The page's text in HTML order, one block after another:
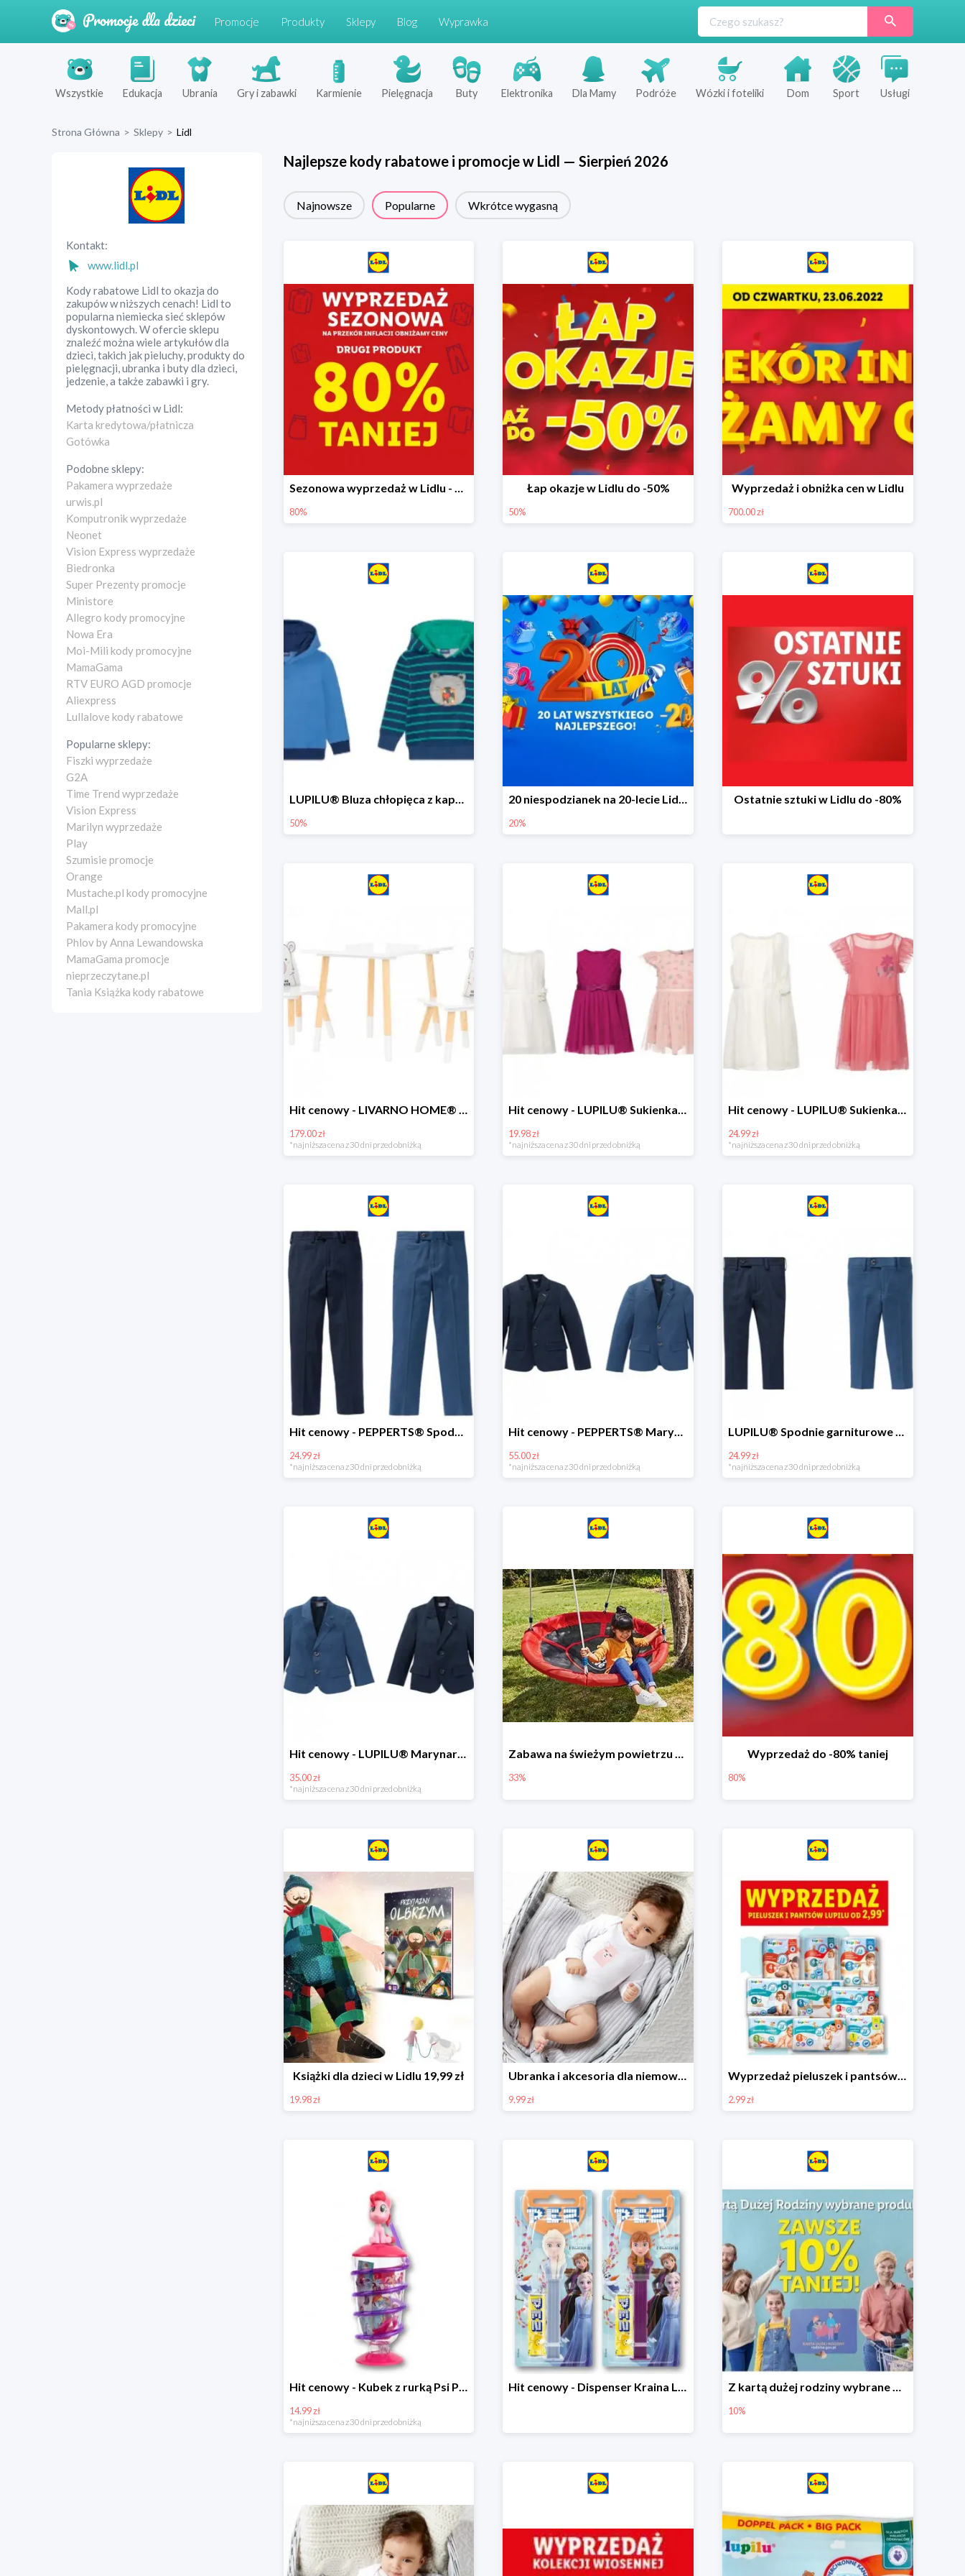
Promocje Produkty Sklepy Blog Wyprawka
Wszystkie Edukacja Ubrania Gry i zabawki Karmienie Pielęgnacja Buty Elektronika Dla Mamy Podróże Wózki i foteliki Dom Sport Usługi
Strona Główna > Sklepy > Lidl
Kontakt:
www.lidl.pl
Kody rabatowe Lidl to okazja do
zakupów w niższych cenach! Lidl to
popularna niemiecka sieć sklepów
dyskontowych. W ofercie sklepu
znaleźć można wiele artykułów dla
dzieci, takich jak pieluchy, produkty do
pielęgnacji, ubranka i buty dla dzieci,
jedzenie, a także zabawki i gry.
Metody płatności wLidl:
Karta kredytowa/płatnicza
Gotówka
Podobne sklepy:
Pakamera wyprzedaże
urwis.pl
Komputronik wyprzedaże
Neonet
Vision Express wyprzedaże
Biedronka
Super Prezenty promocje
Ministore
Allegro kody promocyjne
Nowa Era
Moi-Mili kody promocyjne
MamaGama
RTV EURO AGD promocje
Aliexpress
Lullalove kody rabatowe
Popularne sklepy:
Fiszki wyprzedaże
G2A
Time Trend wyprzedaże
Vision Express
Marilyn wyprzedaże
Play
Szumisie promocje
Orange
Mustache.pl kody promocyjne
Mall.pl
Pakamera kody promocyjne
Phlov by Anna Lewandowska
MamaGama promocje
nieprzeczytane.pl
Tania Książka kody rabatowe
Najlepsze kody rabatowe i promocje w Lidl — Sierpień 2026
Najnowsze Popularne Wkrótce wygasną
Sezonowa wyprzedaż w Lidlu - drugi produkt -80%
80%
Łap okazje w Lidlu do -50%
50%
Wyprzedaż i obniżka cen w Lidlu
700.00 zł
LUPILU® Bluza chłopięca z kapturem
50%
20 niespodzianek na 20-lecie Lidla do -20%
20%
Ostatnie sztuki w Lidlu do -80%
Hit cenowy - LIVARNO HOME® Stolik i 2 krzesełka dla dzieci
179.00 zł
*najniższa cena z 30 dni przed obniżką
Hit cenowy - LUPILU® Sukienka niemowlęca
19.98 zł
*najniższa cena z 30 dni przed obniżką
Hit cenowy - LUPILU® Sukienka dziewczęca
24.99 zł
*najniższa cena z 30 dni przed obniżką
Hit cenowy - PEPPERTS® Spodnie garniturowe młodzieżowe
24.99 zł
*najniższa cena z 30 dni przed obniżką
Hit cenowy - PEPPERTS® Marynarka młodzieżowa
55.00 zł
*najniższa cena z 30 dni przed obniżką
LUPILU® Spodnie garniturowe chłopięce
24.99 zł
*najniższa cena z 30 dni przed obniżką
Hit cenowy - LUPILU® Marynarka chłopięca
35.00 zł
*najniższa cena z 30 dni przed obniżką
Zabawa na świeżym powietrzu w Lidlu do -33%
33%
Wyprzedaż do -80% taniej
80%
Książki dla dzieci w Lidlu 19,99 zł
19.98 zł
Ubranka i akcesoria dla niemowląt w Lidlu od 9,99 zł
9.99 zł
Wyprzedaż pieluszek i pantsów LUPILU od 2,99 zł
2.99 zł
Hit cenowy - Kubek z rurką Psi Patrol, PONY, Minionki, Peppa
14.99 zł
*najniższa cena z 30 dni przed obniżką
Hit cenowy - Dispenser Kraina Lodu Z kartą dużej rodziny wybrane produkty w Lidlu -10%
10%